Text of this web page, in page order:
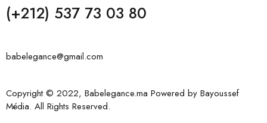
(+212) 537 73 03 80
babelegance@gmail.com
Copyright © 2022, Babelegance.ma Powered by Bayoussef
Média. All Rights Reserved.